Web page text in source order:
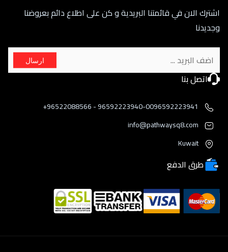
اشترك الان في قائمتنا البريدية و كن على اطلاع دائم بعروضنا
وجديدنا
ارسال
اتصل بنا
96592223940-0096592223941 - 96522088566+
info@pathwaysq8.com
Kuwait
طرق الدفع